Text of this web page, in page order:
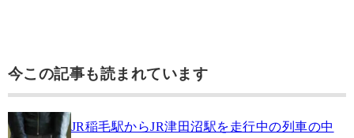
今この記事も読まれています
JR稲毛駅からJR津田沼駅を走行中の列車の中